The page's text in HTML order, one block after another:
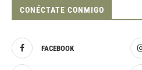
CONÉCTATE CONMIGO
FACEBOOK